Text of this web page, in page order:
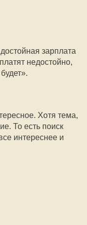
зарплата 
недостойно,
Хотя тема,
То есть поиск
интереснее и